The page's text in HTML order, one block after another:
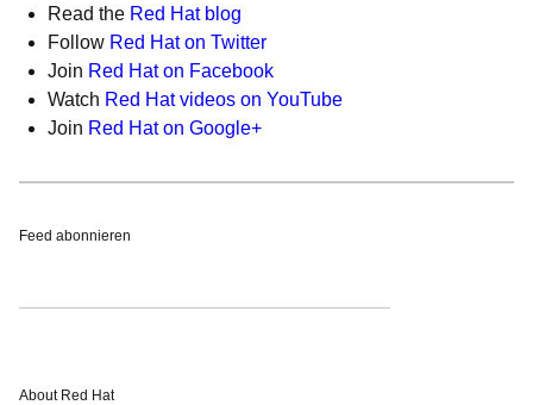
Read the Red Hat blog
Follow Red Hat on Twitter
Join Red Hat on Facebook
Watch Red Hat videos on YouTube
Join Red Hat on Google+
Feed abonnieren
About Red Hat